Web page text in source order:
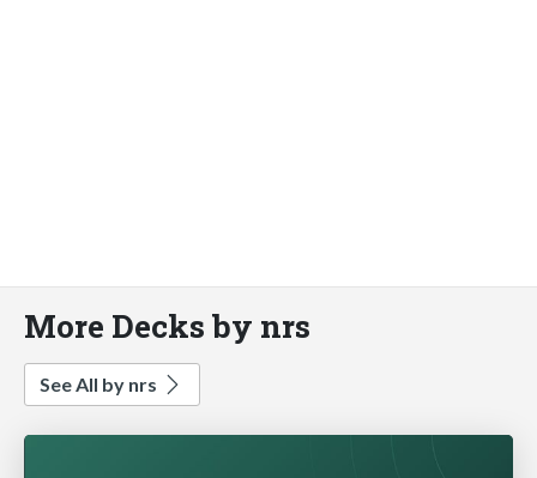
More Decks by nrs
See All by nrs